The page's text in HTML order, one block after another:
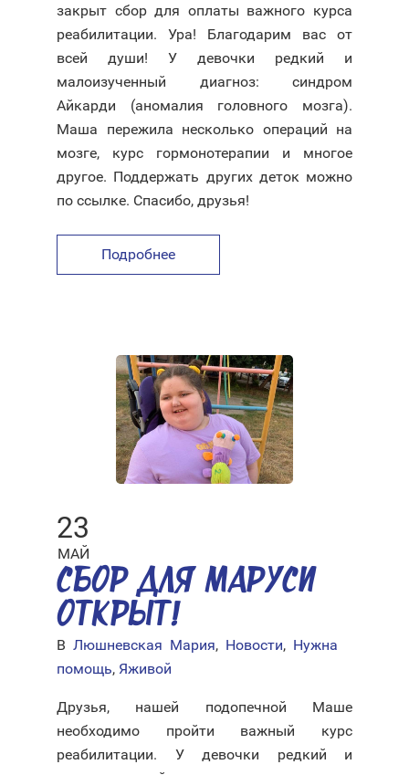
закрыт сбор для оплаты важного курса
реабилитации. Ура! Благодарим вас от
всей души! У девочки редкий и
малоизученный диагноз: синдром
Айкарди (аномалия головного мозга).
Маша пережила несколько операций на
мозге, курс гормонотерапии и многое
другое. Поддержать других деток можно
по ссылке. Спасибо, друзья!
Подробнее
23
МАЙ
СБОР ДЛЯ МАРУСИ
ОТКРЫТ!
В Люшневская Мария, Новости, Нужна
помощь, Яживой
Друзья, нашей подопечной Маше
необходимо пройти важный курс
реабилитации. У девочки редкий и